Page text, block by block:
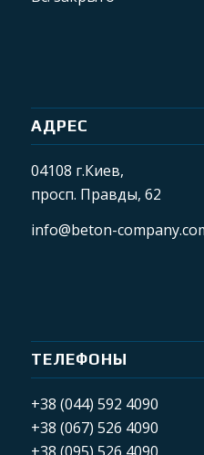
АДРЕС
04108 г.Киев,
просп. Правды, 62
info@beton-
ТЕЛЕФОНЫ
+38 (044) 592 4090
+38 (067) 526 4090